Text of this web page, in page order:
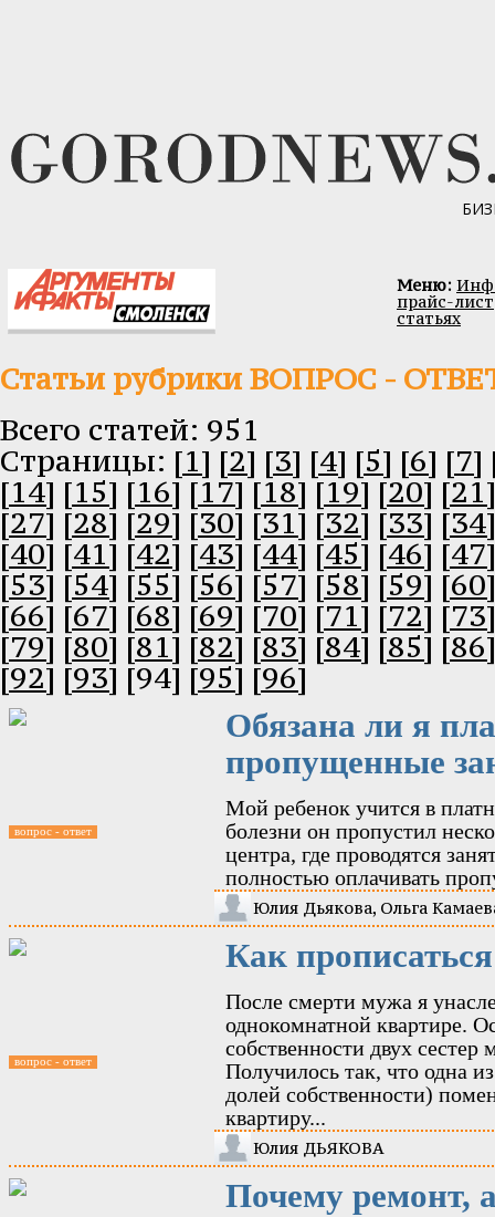
Меню:
прайс-лист
статьях
Статьи рубрики ВОПРОС -
Всего статей: 951
Cтраницы: [1] [2] [3] [4] [5] [6] [7]
[14] [15] [16] [17] [18] [19] [20] [21]
[27] [28] [29] [30] [31] [32] [33] [34]
[40] [41] [42] [43] [44] [45] [46] [47]
[53] [54] [55] [56] [57] [58] [59] [60]
[66] [67] [68] [69] [70] [71] [72] [73]
[79] [80] [81] [82] [83] [84] [85] [86]
[92] [93] [94] [95] [96]
вопрос - ответ
Обязана ли я
пропущенные
Мой ребенок учится в
болезни он пропустил
центра, где проводятся
полностью оплачивать
Юлия Дьякова, Ольга
вопрос - ответ
Как
После смерти мужа я
однокомнатной квартире.
собственности двух
Получилось так, что одна
долей собственности)
квартиру...
Юлия ДЬЯКОВА
Почему ремонт,